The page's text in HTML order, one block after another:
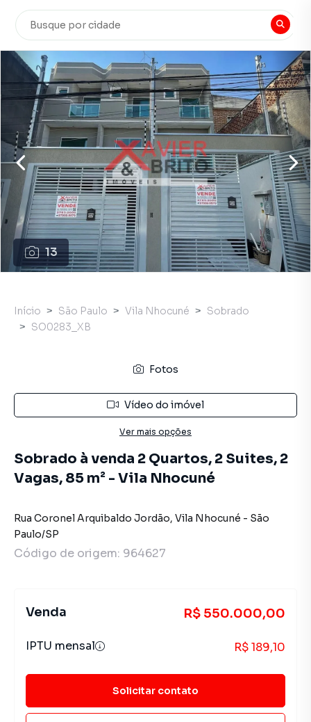
13
Início São Paulo Vila Nhocuné
Sobrado
SO0283_XB
Fotos
Vídeo do imóvel
Ver mais opções
Sobrado à venda 2 Quartos, 2 Suites, 2
Vagas, 85 m² - Vila Nhocuné
Rua Coronel Arquibaldo Jordão, Vila Nhocuné - São
Paulo/SP
Código de origem: 964627
Venda R$ 550.000,00
IPTU mensal R$ 189,10
Solicitar contato